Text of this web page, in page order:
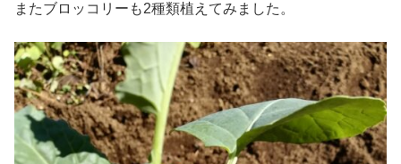
またブロッコリーも2種類植えてみました。